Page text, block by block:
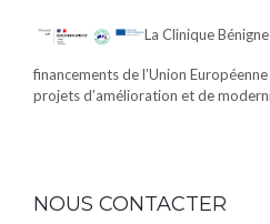
La Clinique
financements de l’Union
projets d’amélioration et de
NOUS CONTACTER